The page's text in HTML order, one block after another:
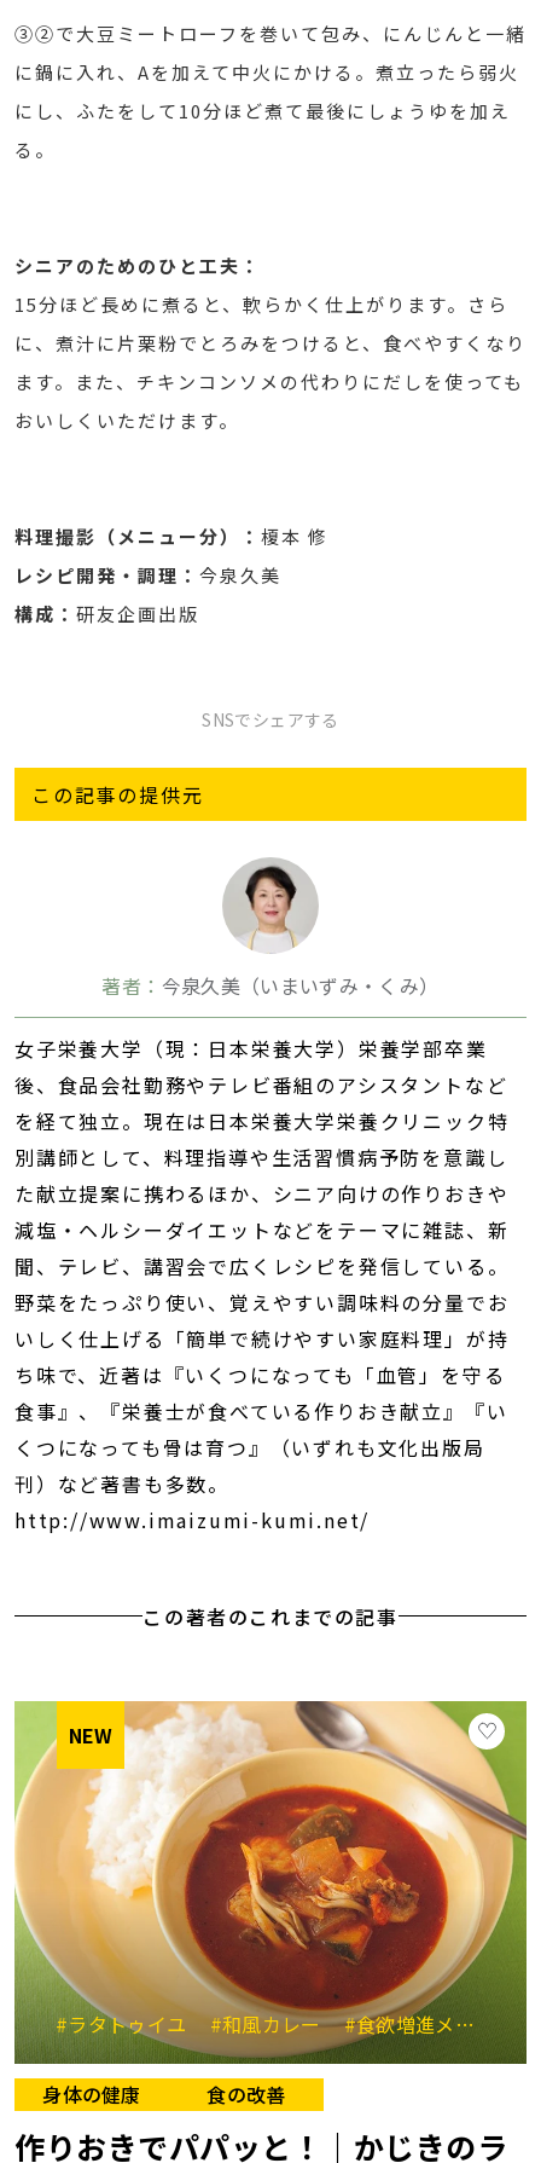
③②で大豆ミートローフを巻いて包み、にんじんと一緒
に鍋に入れ、Aを加えて中火にかける。煮立ったら弱火
にし、ふたをして10分ほど煮て最後にしょうゆを加え
る。
シニアのためのひと工夫：
15分ほど長めに煮ると、軟らかく仕上がります。さら
に、煮汁に片栗粉でとろみをつけると、食べやすくなり
ます。また、チキンコンソメの代わりにだしを使っても
おいしくいただけます。
料理撮影（メニュー分）： 榎本 修
レシピ開発・調理： 今泉久美
構成： 研友企画出版
SNSでシェアする
この記事の提供元
著者： 今泉久美（いまいずみ・くみ）
女子栄養大学（現：日本栄養大学）栄養学部卒業
後、食品会社勤務やテレビ番組のアシスタントなど
を経て独立。現在は日本栄養大学栄養クリニック特
別講師として、料理指導や生活習慣病予防を意識し
た献立提案に携わるほか、シニア向けの作りおきや
減塩・ヘルシーダイエットなどをテーマに雑誌、新
聞、テレビ、講習会で広くレシピを発信している。
野菜をたっぷり使い、覚えやすい調味料の分量でお
いしく仕上げる「簡単で続けやすい家庭料理」が持
ち味で、近著は『いくつになっても「血管」を守る
食事』、『栄養士が食べている作りおき献立』『い
くつになっても骨は育つ』（いずれも文化出版局
刊）など著書も多数。
http://www.imaizumi-kumi.net/
この著者のこれまでの記事
NEW
#ラタトゥイユ #和風カレー #食欲増進メニュー
身体の健康 食の改善
作りおきでパパッと！｜かじきのラ